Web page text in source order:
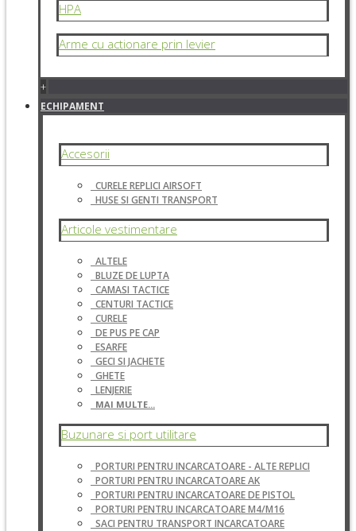
HPA
Arme cu actionare prin levier
+
ECHIPAMENT
Accesorii
CURELE REPLICI AIRSOFT
HUSE SI GENTI TRANSPORT
Articole vestimentare
ALTELE
BLUZE DE LUPTA
CAMASI TACTICE
CENTURI TACTICE
CURELE
DE PUS PE CAP
ESARFE
GECI SI JACHETE
GHETE
LENJERIE
MAI MULTE...
Buzunare si port utilitare
PORTURI PENTRU INCARCATOARE - ALTE REPLICI
PORTURI PENTRU INCARCATOARE AK
PORTURI PENTRU INCARCATOARE DE PISTOL
PORTURI PENTRU INCARCATOARE M4/M16
SACI PENTRU TRANSPORT INCARCATOARE